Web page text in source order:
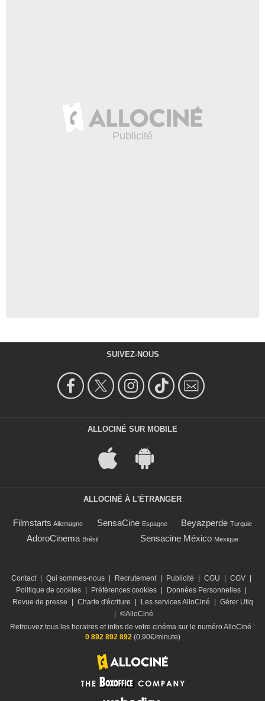
SUIVEZ-NOUS
ALLOCINÉ SUR MOBILE
ALLOCINÉ À L'ÉTRANGER
Filmstarts Allemagne SensaCine Espagne Beyazperde Turquie
AdoroCinema Brésil Sensacine México Mexique
Contact | Qui sommes-nous | Recrutement | Publicité | CGU | CGV |
Politique de cookies | Préférences cookies | Données Personnelles |
Revue de presse
| Charte d'écriture | Les services AlloCiné | Gérer Utiq
| ©AlloCiné
Retrouvez tous les horaires et infos de votre cinéma sur le numéro AlloCiné :
0 892 892 892 (0,90€/minute)